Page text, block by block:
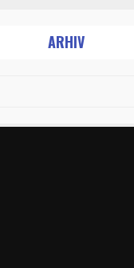
ARHIV